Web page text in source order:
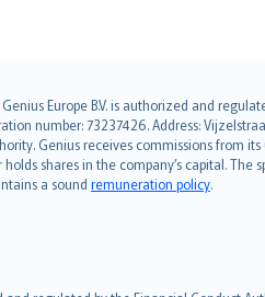
Genius Europe B.V. is authorized and
number: 73237426. Address:
Genius receives commissions from
shares in the company’s capital.
a sound remuneration policy.